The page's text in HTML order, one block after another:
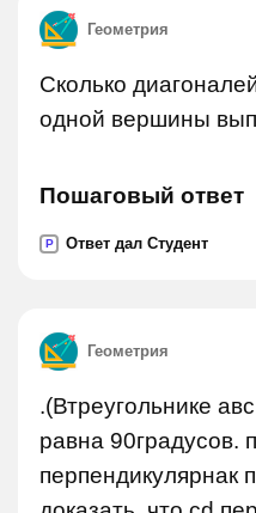
Геометрия
Сколько
одной вершины
Пошаговый ответ
P Ответ дал Студент
Геометрия
.(Втреугольнике
равна 90градусов.
перпендикулярнак